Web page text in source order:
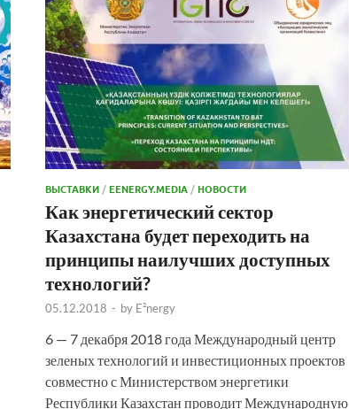
ВЫСТАВКИ /EENERGY.MEDIA /НОВОСТИ
Как энергетический сектор
Казахстана будет переходить на
принципы наилучших доступных
технологий?
05.12.2018 - by E²nergy
6 — 7 декабря 2018 года Международный центр
зеленых технологий и инвестиционных проектов
совместно с Министерством энергетики
Республики Казахстан проводит Международную